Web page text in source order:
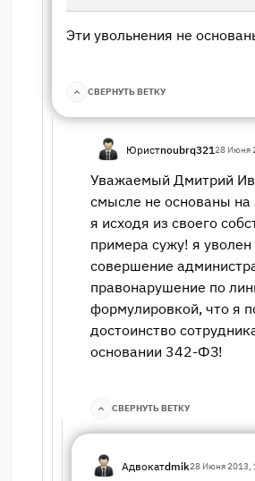
Эти увольнения не
СВЕРНУТЬ ВЕТКУ
Юристnoubrq32128 Июня
Уважаемый Дмитрий
смысле не основаны на
я исходя из своего
примера сужу! я уволен
совершение
правонарушение по
формулировкой, что я
достоинство
основании 342-ФЗ!
СВЕРНУТЬ ВЕТКУ
Адвокатdmik28 Июня 2013,